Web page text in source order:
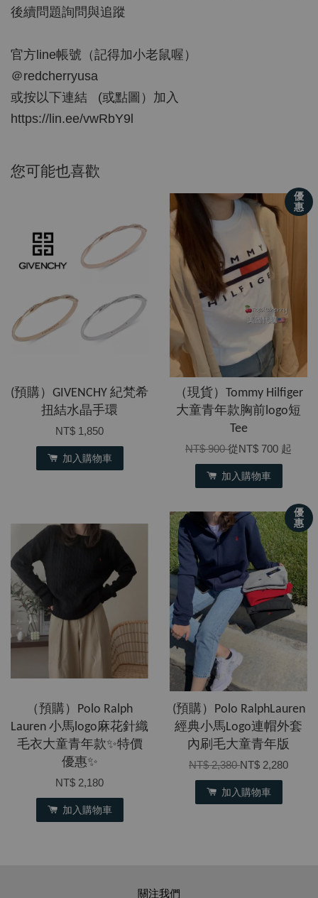
後續問題詢問與追蹤
官方line帳號（記得加小老鼠喔）
＠redcherryusa
或按以下連結 (或點圖）加入
https://lin.ee/vwRbY9l
您可能也喜歡
(預購）GIVENCHY 紀梵希
扭結水晶手環
NT$ 1,850
加入購物車
優
惠
（現貨）Tommy Hilfiger
大童青年款胸前logo短
Tee
NT$ 900從NT$ 700 起
加入購物車
（預購）Polo Ralph
Lauren 小馬logo麻花針織
毛衣大童青年款✨特價
優惠✨
NT$ 2,180
加入購物車
優
惠
(預購）Polo RalphLauren
經典小馬Logo連帽外套
內刷毛大童青年版
NT$ 2,380NT$ 2,280
加入購物車
關注我們